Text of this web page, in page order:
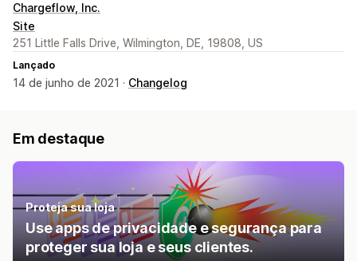
Chargeflow, Inc.
Site
251 Little Falls Drive, Wilmington, DE, 19808, US
Lançado
14 de junho de 2021 · Changelog
Em destaque
Proteja sua loja
Use apps de privacidade e segurança para
proteger sua loja e seus clientes.